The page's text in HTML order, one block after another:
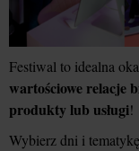
Festiwal to idealna
wartościowe relacje
produkty lub usługi!
Wybierz dni i